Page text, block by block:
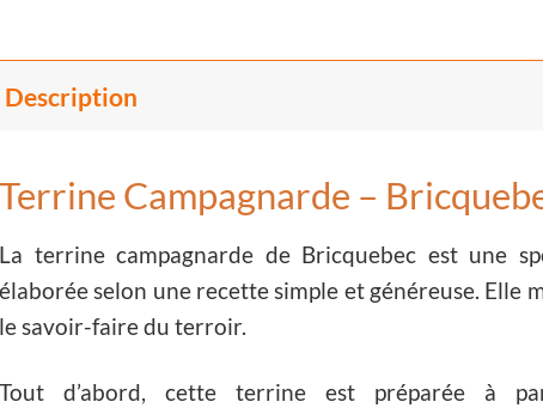
Description
Terrine Campagnarde –
La terrine campagnarde de Bricquebec est une
élaborée selon une recette simple et généreuse. Elle
le savoir-faire du terroir.
Tout d’abord, cette terrine est préparée à